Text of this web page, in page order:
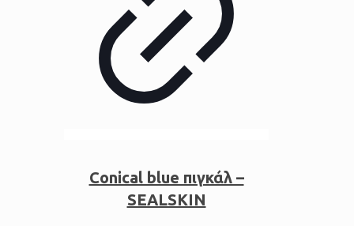
Conical blue πιγκάλ –
SEALSKIN